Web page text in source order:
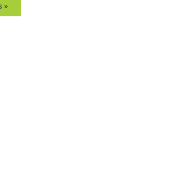
»